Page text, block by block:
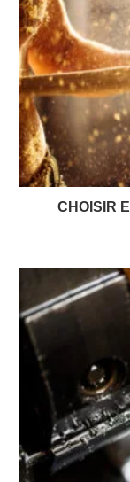
CHOISIR